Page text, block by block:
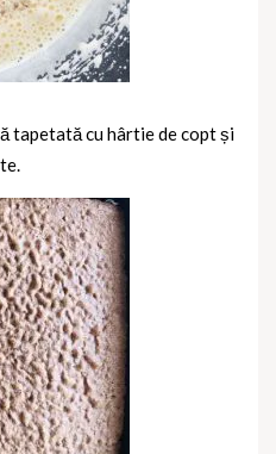
tapetată cu hârtie de copt și